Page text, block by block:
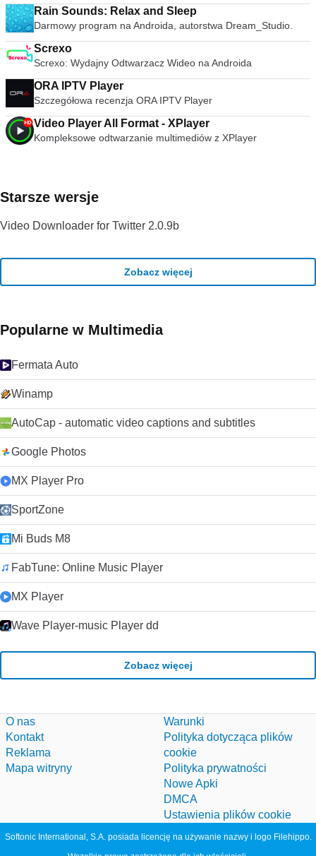
Rain Sounds: Relax and Sleep
Darmowy program na Androida, autorstwa Dream_Studio.
Screxo
Screxo: Wydajny Odtwarzacz Wideo na Androida
ORA IPTV Player
Szczegółowa recenzja ORA IPTV Player
Video Player All Format - XPlayer
Kompleksowe odtwarzanie multimediów z XPlayer
Starsze wersje
Video Downloader for Twitter 2.0.9b
Zobacz więcej
Popularne w Multimedia
Fermata Auto
Winamp
AutoCap - automatic video captions and subtitles
Google Photos
MX Player Pro
SportZone
Mi Buds M8
FabTune: Online Music Player
MX Player
Wave Player-music Player dd
Zobacz więcej
O nas
Kontakt
Reklama
Mapa witryny
Warunki
Polityka dotycząca plików
cookie
Polityka prywatności
Nowe Apki
DMCA
Ustawienia plików cookie
Softonic International, S.A. posiada licencję na używanie nazwy i logo Filehippo.